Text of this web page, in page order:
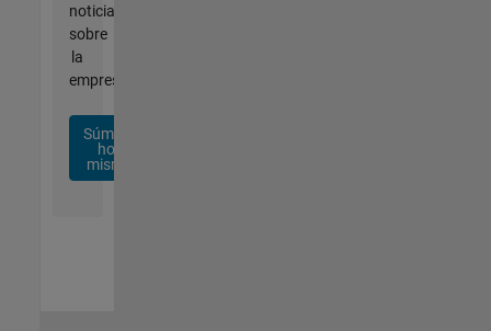
noticias
sobre
la
empresa.
Súmese
hoy
mismo